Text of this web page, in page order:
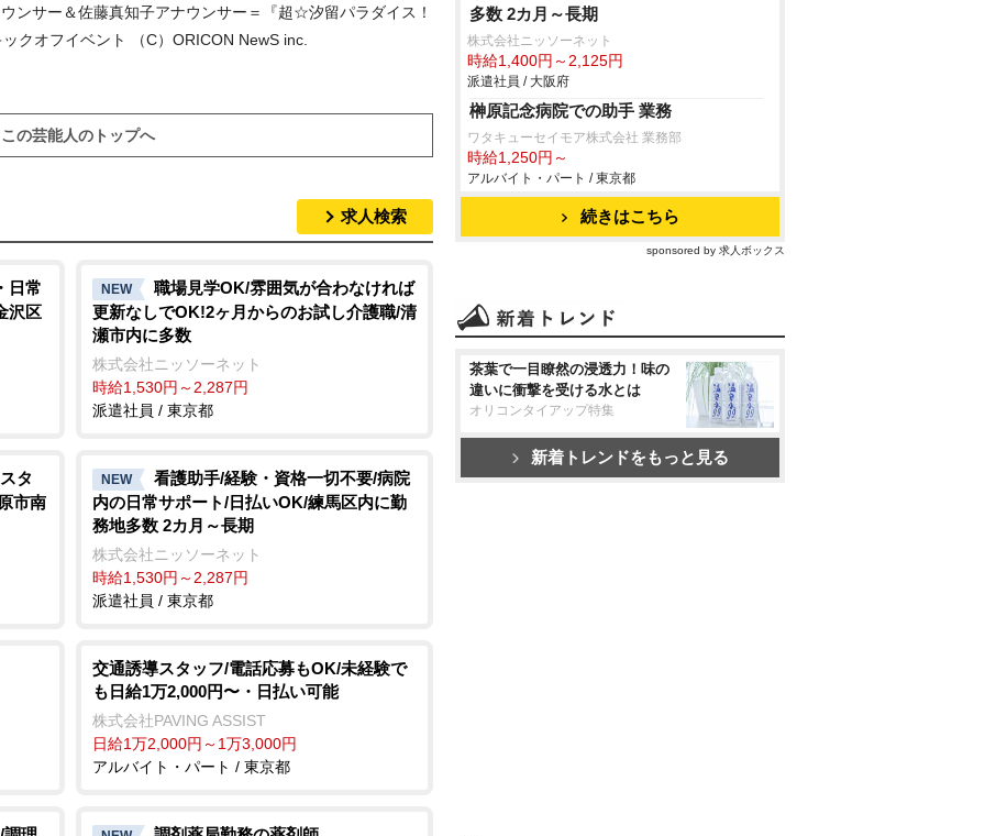
ンサー＆佐藤真知子アナウンサー＝『超☆汐留パラダイス！
クオフイベント （C）ORICON NewS inc.
この芸能人のトップへ
求人検索
日常
沢区
NEW
職場見学OK/雰囲気が合わなければ
更新なしでOK!2ヶ月からのお試し介護職/清
瀬市内に多数
株式会社ニッソーネット
時給1,530円～2,287円
派遣社員 / 東京都
タ
市南
NEW
看護助手/経験・資格一切不要/病院
内の日常サポート/日払いOK/練馬区内に勤
務地多数 2カ月～長期
株式会社ニッソーネット
時給1,530円～2,287円
派遣社員 / 東京都
交通誘導スタッフ/電話応募もOK/未経験で
も日給1万2,000円〜・日払い可能
株式会社PAVING ASSIST
日給1万2,000円～1万3,000円
アルバイト・パート / 東京都
多数 2カ月～長期
株式会社ニッソーネット
時給1,400円～2,125円
派遣社員 / 大阪府
榊原記念病院での助手 業務
ワタキューセイモア株式会社 業務部
時給1,250円～
アルバイト・パート / 東京都
続きはこちら
sponsored by 求人ボックス
茶葉で一目瞭然の浸透力！味の
違いに衝撃を受ける水とは
オリコンタイアップ特集
新着トレンドをもっと見る